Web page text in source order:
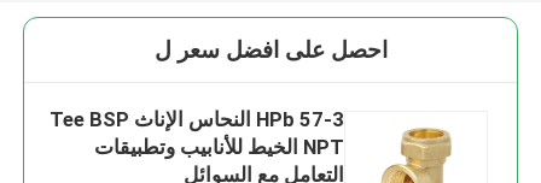
احصل على افضل سعر ل
HPb 57-3 النحاس الإناث Tee BSP
NPT الخيط للأنابيب وتطبيقات
التعامل مع السوائل